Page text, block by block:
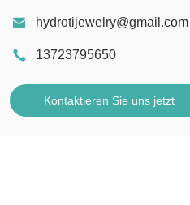
hydrotijewelry@gmail.com
13723795650
Kontaktieren Sie uns jetzt